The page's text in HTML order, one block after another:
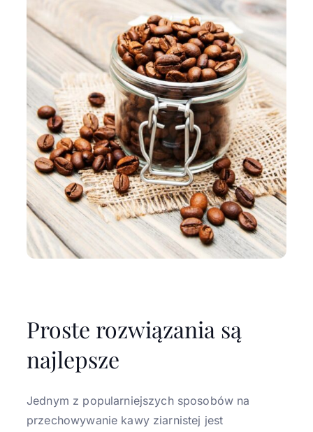
Proste rozwiązania są
najlepsze
Jednym z popularniejszych sposobów na
przechowywanie kawy ziarnistej jest